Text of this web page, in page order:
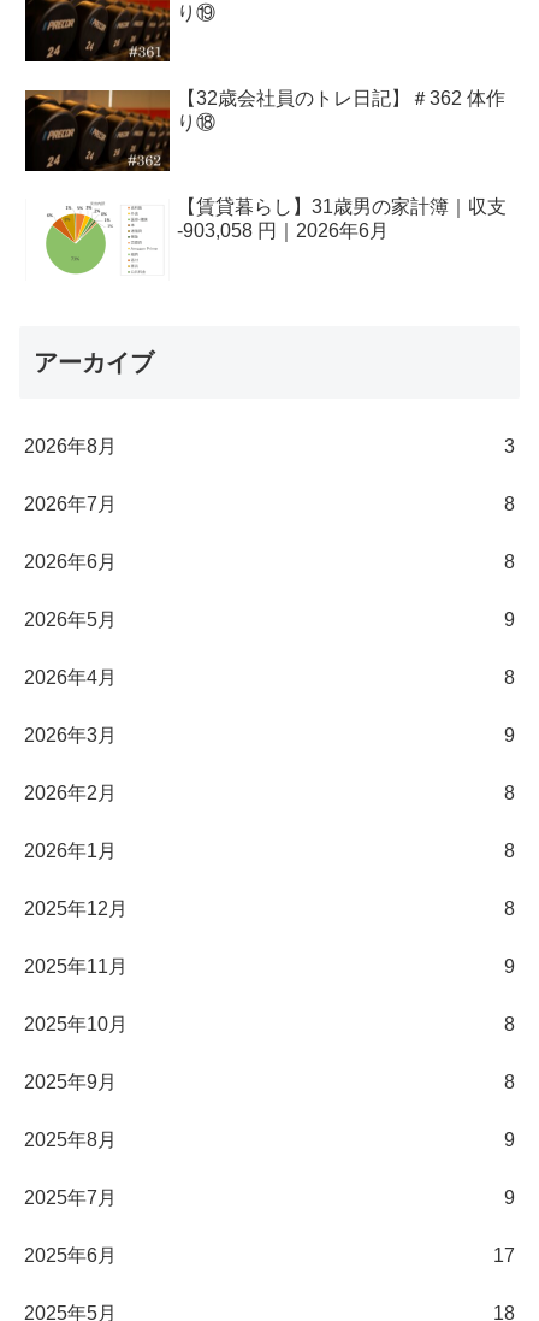
り⑲
【32歳会社員のトレ日記】＃362 体作
り⑱
【賃貸暮らし】31歳男の家計簿｜収支
-903,058 円｜2026年6月
アーカイブ
2026年8月 3
2026年7月 8
2026年6月 8
2026年5月 9
2026年4月 8
2026年3月 9
2026年2月 8
2026年1月 8
2025年12月 8
2025年11月 9
2025年10月 8
2025年9月 8
2025年8月 9
2025年7月 9
2025年6月 17
2025年5月 18